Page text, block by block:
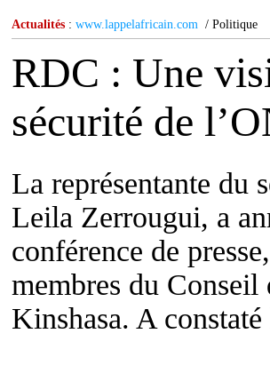
Actualités : www.lappelafricain.com / Politique
RDC : Une
sécurité de
La représentante du
Leila Zerrougui, a
conférence de
membres du Conseil
Kinshasa. A